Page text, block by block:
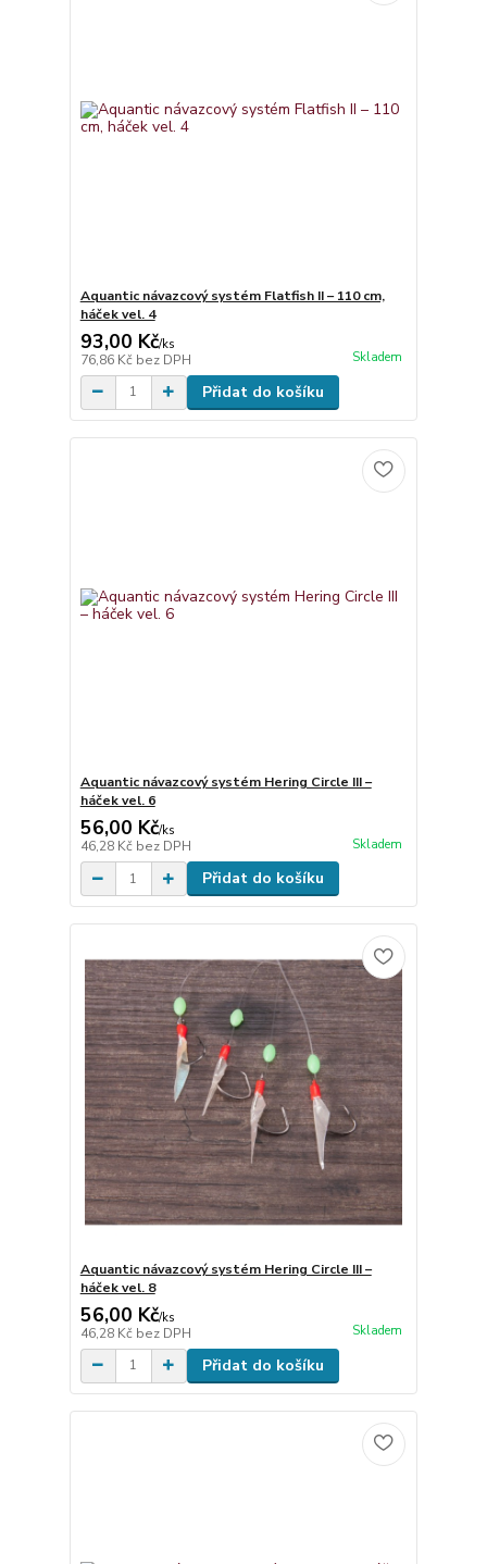
Aquantic návazcový systém Flatfish II – 110 cm,
háček vel. 4
93,00 Kč/ks
76,86 Kč bez DPH Skladem
Přidat do košíku
Aquantic návazcový systém Hering Circle III –
háček vel. 6
56,00 Kč/ks
46,28 Kč bez DPH Skladem
Přidat do košíku
Aquantic návazcový systém Hering Circle III –
háček vel. 8
56,00 Kč/ks
46,28 Kč bez DPH Skladem
Přidat do košíku